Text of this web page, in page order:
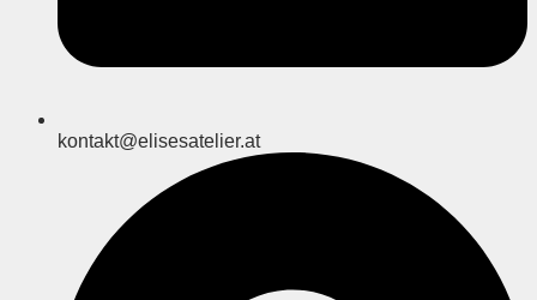
kontakt@elisesatelier.at